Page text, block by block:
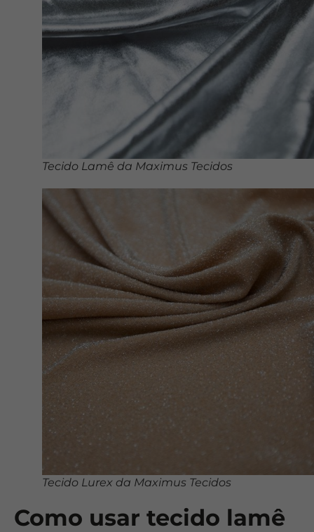
Tecido Lamê da Maximus Tecidos
Tecido Lurex da Maximus Tecidos
Como usar tecido lamê